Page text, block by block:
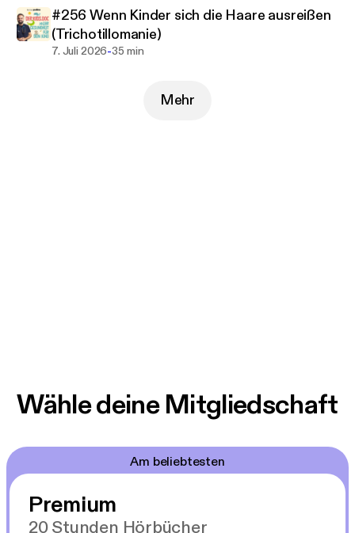
Podimo!
Folge diesem Podcast, um zukünftig keine weitere
Folgen mehr zu verpassen.
#256 Wenn Kinder sich die Haare ausreißen
(Trichotillomanie)
7. Juli 2026-35 min
Mehr
Wähle deine Mitgliedschaft
Am beliebtesten
Premium
20 Stunden Hörbücher